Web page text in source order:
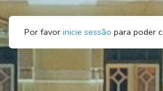
Por favor inicie sessão para poder